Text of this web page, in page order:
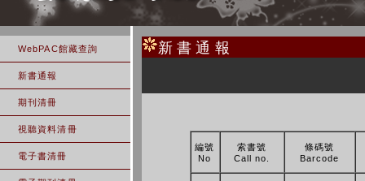
WebPAC館藏查詢
新書通報
期刊清冊
視聽資料清冊
電子書清冊
新書通報
編號
No
索書號
Call no.
條碼號
Barcode